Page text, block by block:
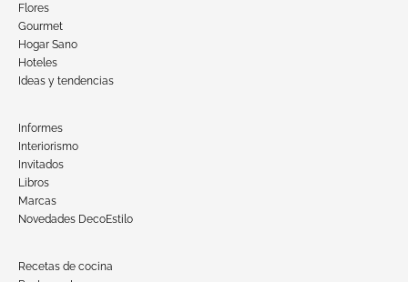
Flores
Gourmet
Hogar Sano
Hoteles
Ideas y tendencias
Informes
Interiorismo
Invitados
Libros
Marcas
Novedades DecoEstilo
Recetas de cocina